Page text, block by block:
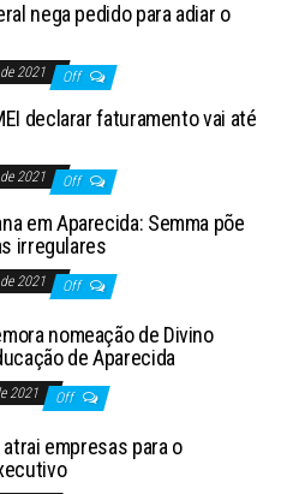
nega pedido para adiar o
2021 Off
declarar faturamento vai até
2021 Off
em Aparecida: Semma põe
irregulares
2021 Off
nomeação de Divino
de Aparecida
2021 Off
empresas para o